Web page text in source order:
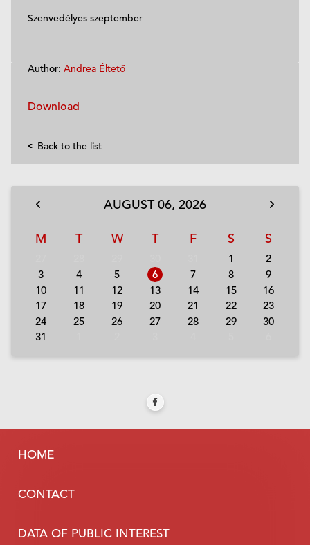
Szenvedélyes szeptember
Author: Andrea Éltető
Download
Back to the list
AUGUST06, 2026
M T W T F S S
1
2
3
4 5 6 7 8
9
10
11 12 13 14 15
16
17
18 19 20 21 22
23
24
25 26 27 28 29
30
31
HOME
CONTACT
DATA OF PUBLIC INTEREST